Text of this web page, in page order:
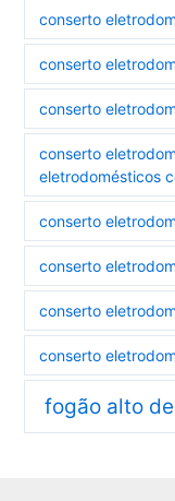
conserto
conserto
conserto
conserto
eletrodomésticos
conserto
conserto
conserto
conserto
fogão alto